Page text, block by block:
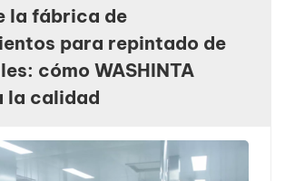
日本語
한국어
بالعربية
中文
la fábrica de
para repintado de
cómo WASHINTA
la calidad